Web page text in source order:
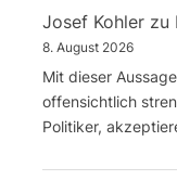
Josef Kohler zu
8. August 2026
Mit dieser
offensichtlich
Politiker,